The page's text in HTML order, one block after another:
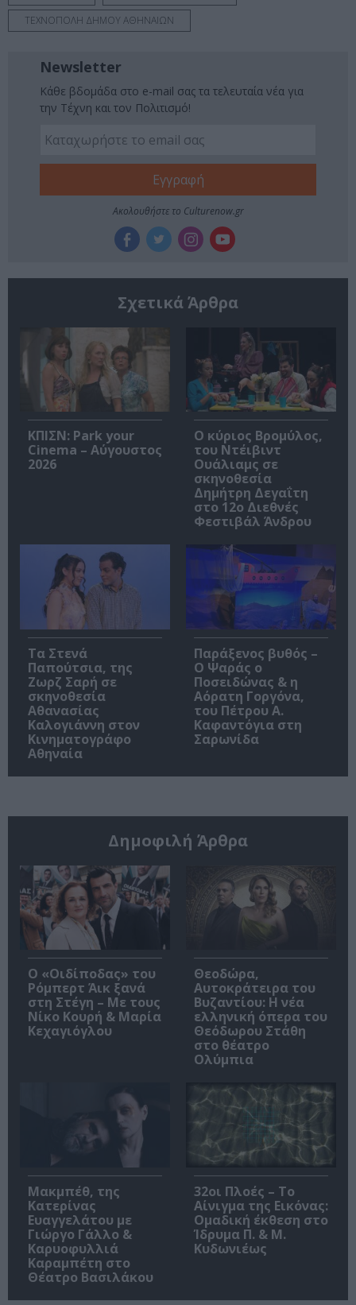
ΤΕΧΝΟΠΟΛΗ ΔΗΜΟΥ ΑΘΗΝΑΙΩΝ
Newsletter
Κάθε βδομάδα στο e-mail σας τα τελευταία νέα για
την Τέχνη και τον Πολιτισμό!
Ακολουθήστε το Culturenow.gr
Σχετικά Άρθρα
ΚΠΙΣΝ: Park your
Cinema – Αύγουστος
2026
O κύριος Βρομύλος,
του Ντέιβιντ
Ουάλιαμς σε
σκηνοθεσία
Δημήτρη Δεγαΐτη
στο 12ο Διεθνές
Φεστιβάλ Άνδρου
Τα Στενά
Παπούτσια, της
Ζωρζ Σαρή σε
σκηνοθεσία
Αθανασίας
Καλογιάννη στον
Κινηματογράφο
Αθηναία
Παράξενος βυθός –
Ο Ψαράς ο
Ποσειδώνας & η
Αόρατη Γοργόνα,
του Πέτρου Α.
Καφαντόγια στη
Σαρωνίδα
Δημοφιλή Άρθρα
O «Οιδίποδας» του
Ρόμπερτ Άικ ξανά
στη Στέγη – Με τους
Νίκο Κουρή & Μαρία
Κεχαγιόγλου
Θεοδώρα,
Αυτοκράτειρα του
Βυζαντίου: Η νέα
ελληνική όπερα του
Θεόδωρου Στάθη
στο θέατρο
Ολύμπια
Μακμπέθ, της
Κατερίνας
Ευαγγελάτου με
Γιώργο Γάλλο &
Καρυοφυλλιά
Καραμπέτη στο
Θέατρο Βασιλάκου
32οι Πλοές – Το
Αίνιγμα της Εικόνας:
Ομαδική έκθεση στο
Ίδρυμα Π. & Μ.
Κυδωνιέως